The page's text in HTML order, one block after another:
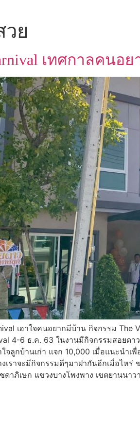
ย
เทศกาลคนอ
เอาใจคนอยากมีบ้าน​ กิจกรรม The
4-6 ธ.ค. 63 ในงานมีกิจกรรมสอย
ใจลูกบ้านเก่า แจก 10,000 เมื่อแนะน
เราจะมีกิจกรรมดีๆมาฝากันอีกเมื่อไห
าภิเษก แขวงบางโพงพาง เขตยานน